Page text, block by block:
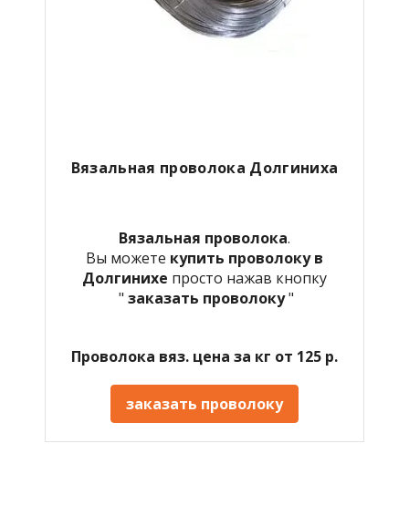
Вязальная проволока Долгиниха
Вязальная проволока.
Вы можете купить проволоку в
Долгинихе просто нажав кнопку
" заказать проволоку"
Проволока вяз. цена за кг от 125 р.
заказать проволоку